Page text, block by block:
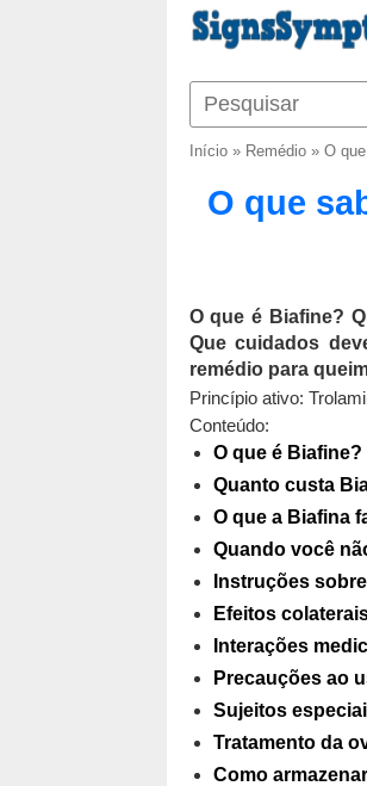
Início» Remédio» O
O que
O que é Biafine?
Que cuidados
remédio para
Princípio ativo:
Conteúdo:
O que é Biafine?
Quanto custa
O que a Biafina
Quando você
Instruções
Efeitos
Interações
Precauções ao
Sujeitos
Tratamento da
Como